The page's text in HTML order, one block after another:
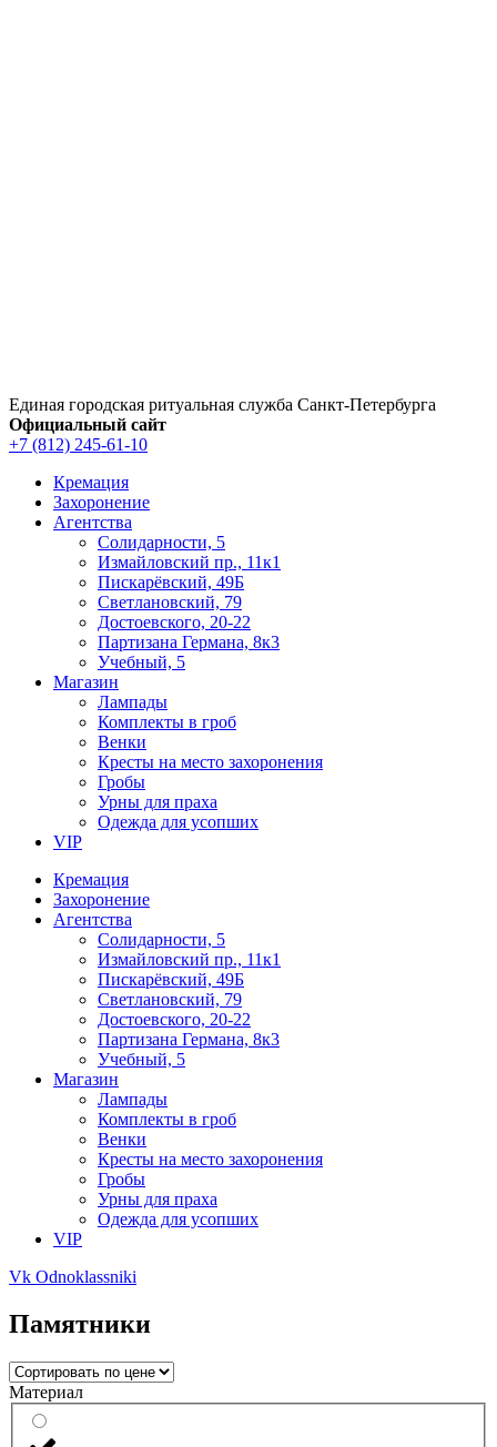
Единая городская ритуальная служба Санкт‑Петербурга
Официальный сайт
+7 (812) 245-61-10
Кремация
Захоронение
Агентства
Солидарности, 5
Измайловский пр., 11к1
Пискарёвский, 49Б
Светлановский, 79
Достоевского, 20-22
Партизана Германа, 8к3
Учебный, 5
Магазин
Лампады
Комплекты в гроб
Венки
Кресты на место захоронения
Гробы
Урны для праха
Одежда для усопших
VIP
Кремация
Захоронение
Агентства
Солидарности, 5
Измайловский пр., 11к1
Пискарёвский, 49Б
Светлановский, 79
Достоевского, 20-22
Партизана Германа, 8к3
Учебный, 5
Магазин
Лампады
Комплекты в гроб
Венки
Кресты на место захоронения
Гробы
Урны для праха
Одежда для усопших
VIP
Vk Odnoklassniki
Памятники
Материал